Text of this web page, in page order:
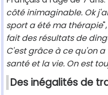
côté inimaginable. Ok
sport a été ma thérapie
fait des résultats de
C'est grâce à ce qu'on
santé et la vie. On est
Des inégalités de